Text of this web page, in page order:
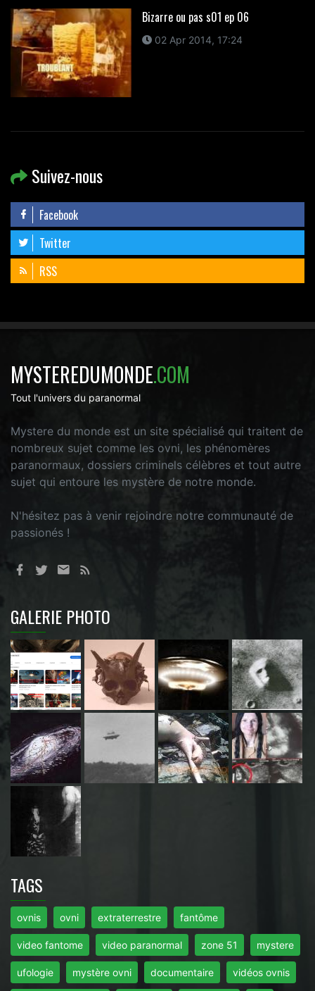
Bizarre ou pas s01 ep 06
02 Apr 2014, 17:24
Suivez-nous
Facebook
Twitter
RSS
MYSTEREDUMONDE.COM
Tout l'univers du paranormal
Mystere du monde est un site spécialisé qui traitent de
nombreux sujet comme les ovni, les phénomères
paranormaux, dossiers criminels célèbres et tout autre
sujet qui entoure les mystère de notre monde.
N'hésitez pas à venir rejoindre notre communauté de
passionés !
GALERIE PHOTO
TAGS
ovnis ovni extraterrestre fantôme
video fantome video paranormal zone 51 mystere
ufologie mystère ovni documentaire vidéos ovnis